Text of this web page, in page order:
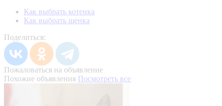
Как выбрать котенка
Как выбрать щенка
Поделиться:
Пожаловаться на объявление
Похожие объявления Посмотреть все